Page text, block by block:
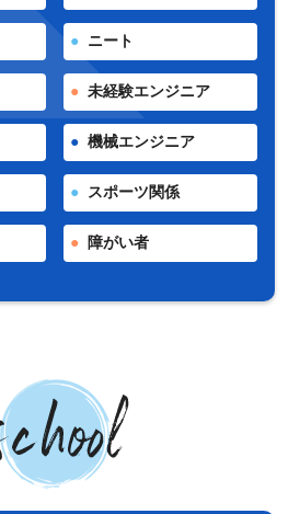
ニート
未経験エンジニア
機械エンジニア
スポーツ関係
障がい者